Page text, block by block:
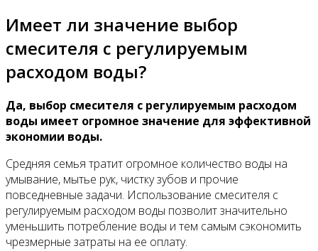
Имеет ли значение выбор
смесителя с регулируемым
расходом воды?
Да, выбор смесителя с регулируемым расходом
воды имеет огромное значение для эффективной
экономии воды.
Средняя семья тратит огромное количество воды на
умывание, мытье рук, чистку зубов и прочие
повседневные задачи. Использование смесителя с
регулируемым расходом воды позволит значительно
уменьшить потребление воды и тем самым сэкономить
чрезмерные затраты на ее оплату.